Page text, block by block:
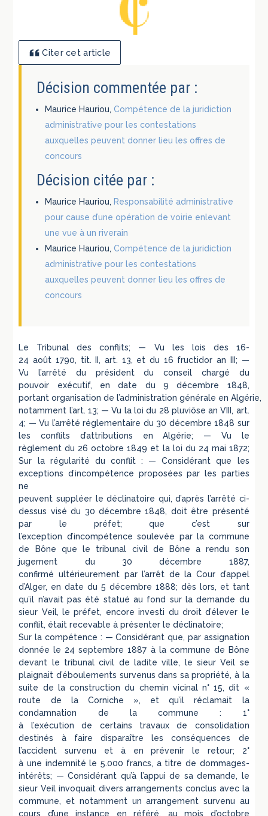
Citer cet article
Décision commentée par :
Maurice Hauriou,Compétence de la juridiction
administrative pour les contestations
auxquelles peuvent donner lieu les offres de
concours
Décision citée par :
Maurice Hauriou, Responsabilité administrative
pour cause d’une opération de voirie enlevant
une vue à un riverain
Maurice Hauriou,Compétence de la juridiction
administrative pour les contestations
auxquelles peuvent donner lieu les offres de
concours
Le Tribunal des conflits; — Vu les lois des 16-
24 août 1790, tit. II, art. 13, et du 16 fructidor an III; —
Vu l’arrêté du président du conseil chargé du
pouvoir exécutif, en date du 9 décembre 1848,
portant organisation de l’administration générale en Algérie,
notamment l’art. 13; — Vu la loi du 28 pluviôse an VIII, art.
4; — Vu l’arrêté réglementaire du 30 décembre 1848 sur
les conflits d’attributions en Algérie; — Vu le
règlement du 26 octobre 1849 et la loi du 24 mai 1872;
Sur la régularité du conflit : — Considérant que les
exceptions d’incompétence proposées par les parties
ne
peuvent suppléer le déclinatoire qui, d’après l’arrêté ci-
dessus visé du 30 décembre 1848, doit être présenté
par le préfet; que c’est sur
l’exception d’incompétence soulevée par la commune
de Bône que le tribunal civil de Bône a rendu son
jugement du 30 décembre 1887,
confirmé ultérieurement par l’arrêt de la Cour d’appel
d’Alger, en date du 5 décembre 1888; dès lors, et tant
qu’il n’avait pas été statué au fond sur la demande du
sieur Veil, le préfet, encore investi du droit d’élever le
conflit, était recevable à présenter le déclinatoire;
Sur la compétence : — Considérant que, par assignation
donnée le 24 septembre 1887 à la commune de Bône
devant le tribunal civil de ladite ville, le sieur Veil se
plaignait d’éboulements survenus dans sa propriété, à la
suite de la construction du chemin vicinal n° 15, dit «
route de la Corniche », et qu’il réclamait la
condamnation de la commune : 1°
à l’exécution de certains travaux de consolidation
destinés à faire disparaître les conséquences de
l’accident survenu et à en prévenir le retour; 2°
à une indemnité le 5.000 francs, a titre de dommages-
intérêts; — Considérant qu’à l’appui de sa demande, le
sieur Veil invoquait divers arrangements conclus avec la
commune, et notamment un arrangement survenu au
cours d’une instance en référé, au mois d’octobre